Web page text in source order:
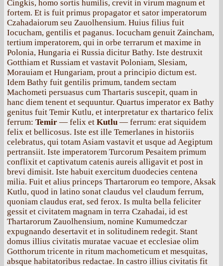
Cingkis, homo sortis humilis, crevit in virum magnum et
fortem. Et is fuit primus propagator et sator imperatorum
Czahadaiorum seu Zauolhensium. Huius filius fuit
Iocucham, gentilis et paganus. Iocucham genuit Zaincham,
tertium imperatorem, qui in orbe terrarum et maxime in
Polonia, Hungaria ei Russia dicitur Bathy. Iste destruxit
Gotthiam et Russiam et vastavit Poloniam, Slesiam,
Morauiam et Hungariam, prout a principio dictum est.
Idem Bathy fuit gentilis primum, tandem sectam
Machometi persuasus cum Thartaris suscepit, quam in
hanc diem tenent et sequuntur. Quartus imperator ex Bathy
genitus fuit Temir Kutlu, et interpretatur ex thartarico felix
ferrum: Temir — felix et Kutlu — ferrum: erat siquidem
felix et bellicosus. Iste est ille Temerlanes in historiis
celebratus, qui totam Asiam vastavit et usque ad Aegiptum
pertransiit. Iste imperatorem Turcorum Pesaitem primum
conflixit et captivatum catenis aureis alligavit et post in
brevi dimisit. Iste habuit exercitum duodecies centena
milia. Fuit et alius princeps Thartarorum eo tempore, Aksak
Kutlu, quod in latino sonat claudus vel claudum ferrum,
quoniam claudus erat, sed ferox. Is multa bella feliciter
gessit et civitatem magnam in terra Czahadai, id est
Thartarorum Zauolhensium, nomine Kumumedczar
expugnando desertavit et in solitudinem redegit. Stant
domus illius civitatis muratae vacuae et ecclesiae olim
Gotthorum tricente in ritum machometicum et mesquitas,
absque habitatoribus redactae. In castro illius civitatis fit